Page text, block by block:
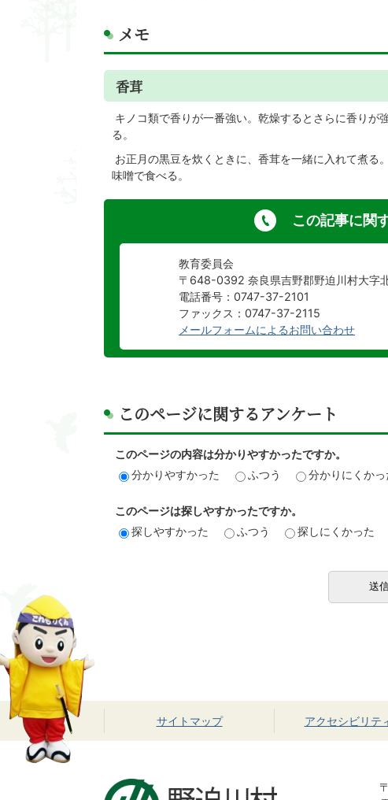
メモ
香茸
キノコ類で香りが一番強い。乾燥するとさらに香り
る。
お正月の黒豆を炊くときに、香茸を一緒に入れて煮
味噌で食べる。
この記事に関
教育委員会
〒648-0392 奈良県吉野郡野迫川村大字
電話番号：0747-37-2101
ファックス：0747-37-2115
メールフォームによるお問い合わせ
このページに関するアンケート
このページの内容は分かりやすかったですか。
分かりやすかった
ふつう 分かりにくかっ
このページは探しやすかったですか。
探しやすかった
ふつう 探しにくかった
サイトマップ アクセシビリテ